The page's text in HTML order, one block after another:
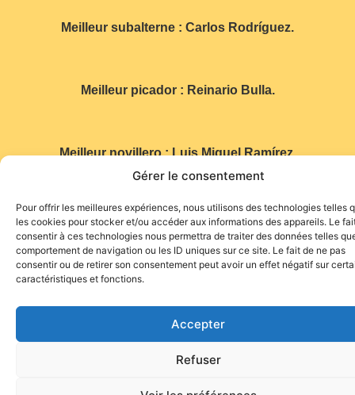
Gérer le consentement
Pour offrir les meilleures expériences, nous utilisons des technologies telles
les cookies pour stocker et/ou accéder aux informations des appareils. Le
consentir à ces technologies nous permettra de traiter des données telles
comportement de navigation ou les ID uniques sur ce site. Le fait de ne pas
consentir ou de retirer son consentement peut avoir un effet négatif sur
caractéristiques et fonctions.
Accepter
Refuser
Meilleur subalterne : Carlos Rodríguez.
Meilleur picador : Reinario Bulla.
Meilleur novillero : Luis Miguel Ramírez.
Photo : Mundotoro
Site de l'association TOROFIESTA